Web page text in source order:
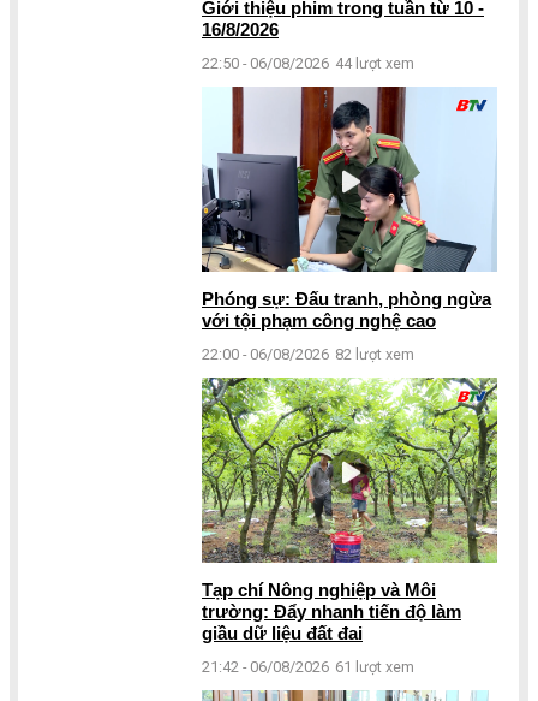
Giới thiệu phim trong tuần từ 10 -
16/8/2026
22:50 - 06/08/2026 44 lượt xem
Phóng sự: Đấu tranh, phòng ngừa
với tội phạm công nghệ cao
22:00 - 06/08/2026 82 lượt xem
Tạp chí Nông nghiệp và Môi
trường: Đẩy nhanh tiến độ làm
giầu dữ liệu đất đai
21:42 - 06/08/2026 61 lượt xem